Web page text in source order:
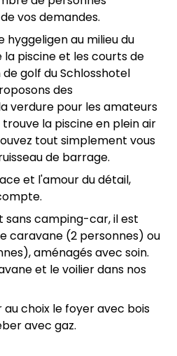
vos demandes.
au milieu du
piscine et les courts de
golf du Schlosshotel
des
verdure pour les amateurs
la piscine en plein air
tout simplement vous
de barrage.
et l'amour du détail,
sans camping-car, il est
caravane (2 personnes) ou
aménagés avec soin.
et le voilier dans nos
au choix le foyer avec bois
avec gaz.